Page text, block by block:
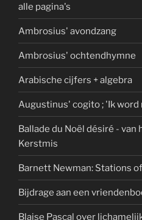
alle pagina's
Ambrosius' avondzang
Ambrosius' ochtendhymne
Arabische cijfers + algebra
Augustinus' cogito ; 'Ik word
Ballade du Noël désiré - van
Kerstmis
Barnett Newman: Stations
Bijdrage aan een
Blaise Pascal over